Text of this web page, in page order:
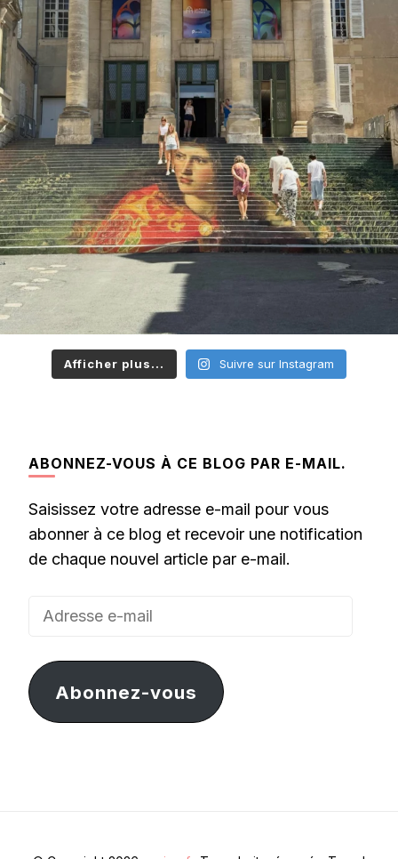
Afficher plus... Suivre sur Instagram
ABONNEZ-VOUS À CE BLOG PAR E-MAIL.
Saisissez votre adresse e-mail pour vous
abonner à ce blog et recevoir une notification
de chaque nouvel article par e-mail.
Adresse
mail
Abonnez-vous